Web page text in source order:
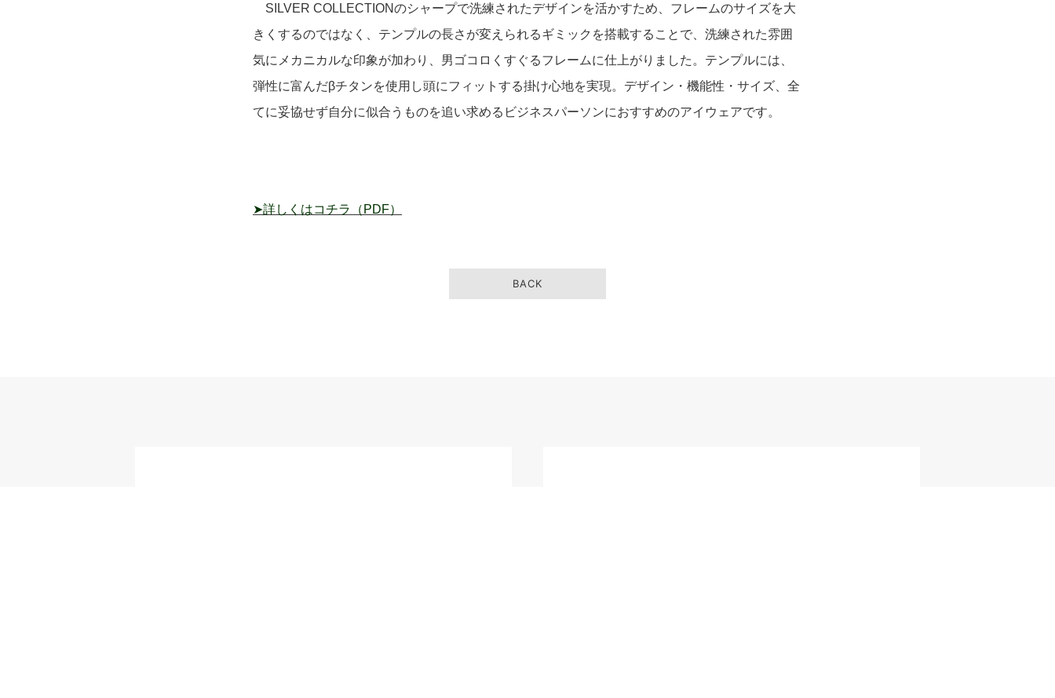
SILVER COLLECTIONのシャープで洗練されたデザインを活かすため、フレームのサイズを大
きくするのではなく、テンプルの長さが変えられるギミックを搭載することで、洗練された雰囲
気にメカニカルな印象が加わり、男ゴコロくすぐるフレームに仕上がりました。テンプルには、
弾性に富んだβチタンを使用し頭にフィットする掛け心地を実現。デザイン・機能性・サイズ、全
てに妥協せず自分に似合うものを追い求めるビジネスパーソンにおすすめのアイウェアです。
➤詳しくはコチラ（PDF）
BACK